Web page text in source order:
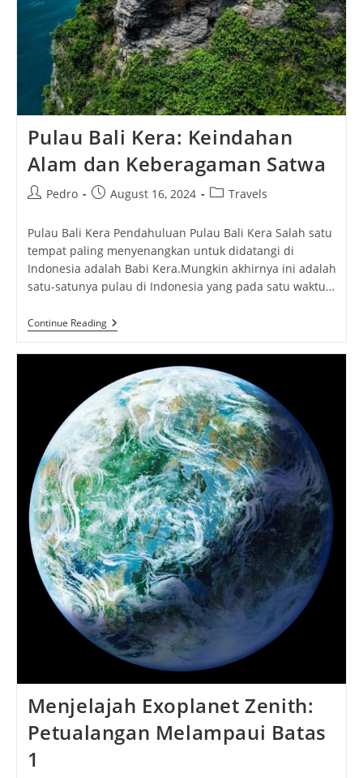
Pulau Bali Kera: Keindahan
Alam dan Keberagaman Satwa
PostPedro
PostAugust 16, 2024
PostTravels
Pulau Bali Kera Pendahuluan Pulau Bali Kera Salah satu
tempat paling menyenangkan untuk didatangi di
Indonesia adalah Babi Kera.Mungkin akhirnya ini adalah
satu-satunya pulau di Indonesia yang pada satu waktu…
Continue ReadingPulau
Bali
Alam
Dan
Keberagaman
Satwa
Menjelajah Exoplanet Zenith:
Petualangan Melampaui Batas
1